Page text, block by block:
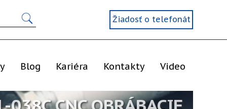
Žiadosť o telefonát
Blog Kariéra Kontakty Video